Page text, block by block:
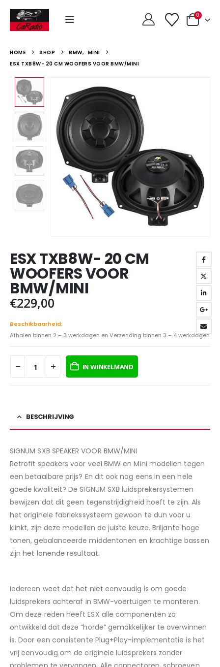
0
HOME SHOP BMW, MINI
ESX TXB8W- 20 CM WOOFERS VOOR BMW/MINI
ESX TXB8W- 20 CM
WOOFERS VOOR
BMW/MINI
€229,00
Beschikbaarheid:
Afhalen binnen 2 – 3 werkdagen en Verzending binnen 3 – 4 werkdagen
IN WINKELMAND
BESCHRIJVING
SIGNUM SXB SPEAKER VOOR BMW/MINI
Retrofit speakers voor veel BMW en Mini modellen tegen
een betaalbare prijs? En dit ook nog eens in een hele
goede kwaliteit? De SIGNUM SXB luidsprekersystemen
bewijzen dat dit geen tegenstrijdigheid hoeft te zijn. Als
het originele fabriekssysteem gewoon te dun voor u
klinkt, zijn deze modellen de juiste keuze. Briljante hoge
tonen, gebalanceerde middentonen en krachtige bassen
zijn het lonende resultaat.
Iedereen weet dat het niet eenvoudig is om goede
luidsprekers achteraf in BMW-voertuigen te monteren.
Om deze reden heeft ESX alle componenten zo
ontwikkeld dat deze “horde” gemakkelijker te overwinnen
is. Door een consistente Plug+Play-implementatie is het
vrij eenvoudig om de originele luidsprekers zonder